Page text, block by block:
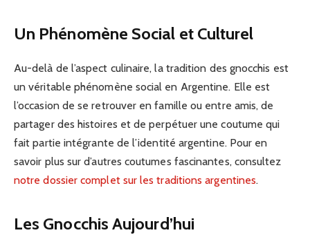
Un Phénomène Social et Culturel
Au-delà de l’aspect culinaire, la tradition des gnocchis est
un véritable phénomène social en Argentine. Elle est
l’occasion de se retrouver en famille ou entre amis, de
partager des histoires et de perpétuer une coutume qui
fait partie intégrante de l’identité argentine. Pour en
savoir plus sur d’autres coutumes fascinantes, consultez
notre dossier complet sur les traditions argentines.
Les Gnocchis Aujourd’hui